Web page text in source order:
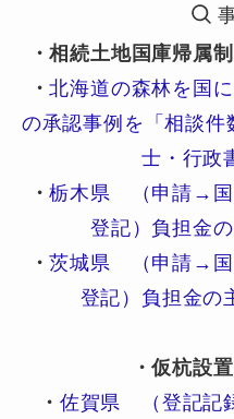
・相続土地国庫帰属
・北海道の森林を国
の承認事例を「相談
士・行政
・栃木県 （申請→国
登記）負担金
・茨城県 （申請→国
登記）負担金の
・仮杭設
・ 佐賀県 （登記記